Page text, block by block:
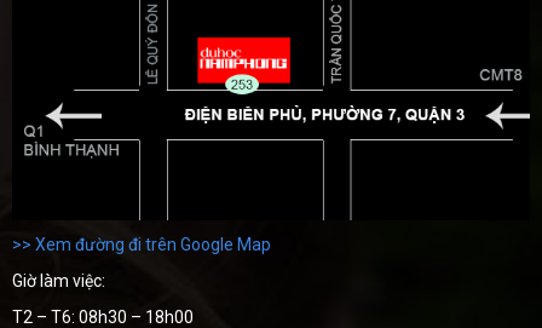
>> Xem đường đi trên Google Map
Giờ làm việc:
T2 – T6: 08h30 – 18h00